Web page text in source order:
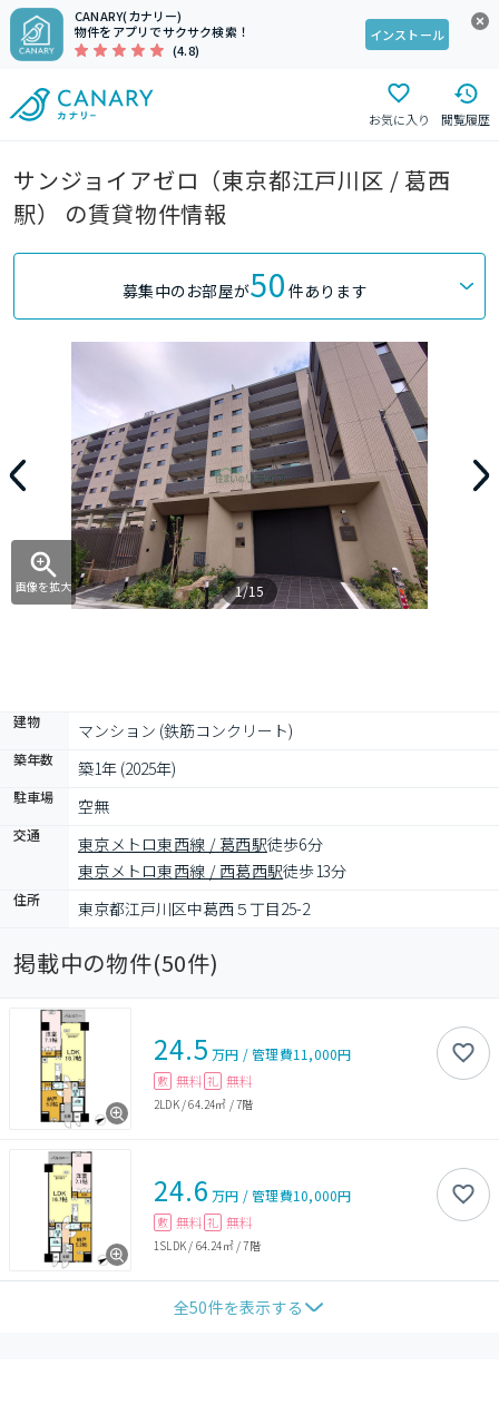
CANARY(カナリー)
物件をアプリでサクサク検索！
(4.8)
インストール
お気に入り 閲覧履歴
サンジョイアゼロ（東京都江戸川区 / 葛西
駅） の賃貸物件情報
募集中のお部屋が50 件あります
画像を拡大 1/15
建物 マンション (鉄筋コンクリート)
築年数 築1年 (2025年)
駐車場 空無
交通 東京メトロ東西線 / 葛西駅徒歩6分
東京メトロ東西線 / 西葛西駅徒歩13分
住所 東京都江戸川区中葛西５丁目25-2
掲載中の物件(50件)
24.5 万円 /管理費11,000円
敷 無料 礼 無料
2LDK/64.24㎡ /7階
24.6 万円 /管理費10,000円
敷 無料 礼 無料
1SLDK / 64.24㎡/7階
全50件を表示する